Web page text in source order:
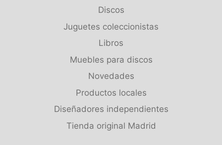
Discos
Juguetes coleccionistas
Libros
Muebles para discos
Novedades
Productos locales
Diseñadores independientes
Tienda original Madrid